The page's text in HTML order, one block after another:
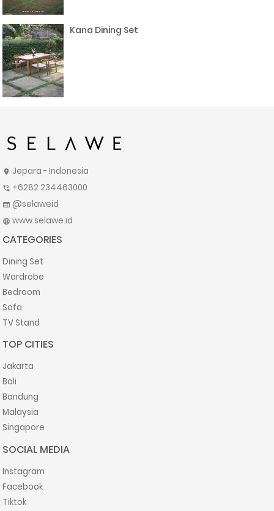
Kana Dining Set
location_on Jepara - Indonesia
phone_in_talk +6282 234463000
web @selaweid
language www.selawe.id
CATEGORIES
Dining Set
Wardrobe
Bedroom
Sofa
TV Stand
TOP CITIES
Jakarta
Bali
Bandung
Malaysia
Singapore
SOCIAL MEDIA
Instagram
Facebook
Tiktok